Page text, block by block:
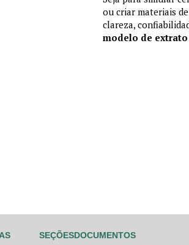
ou criar materiais
clareza,
modelo de
SEÇÕESDOCUMENTOS